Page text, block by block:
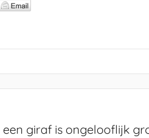
een giraf is ongelooflijk